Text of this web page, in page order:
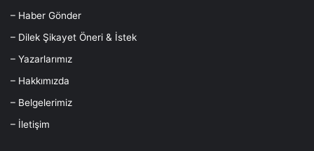
– Haber Gönder
– Dilek Şikayet Öneri & İstek
– Yazarlarımız
– Hakkımızda
– Belgelerimiz
– İletişim